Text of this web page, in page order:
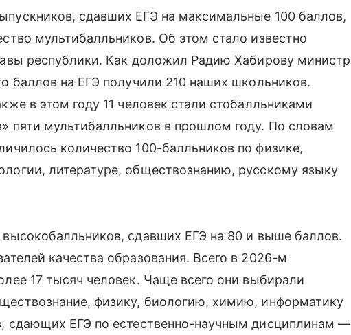
сдавших ЕГЭ на максимальные 100 баллов,
мультибалльников. Об этом стало известно
республики. Как доложил Радию Хабирову министр
баллов на ЕГЭ получили 210 наших школьников.
в этом году 11 человек стали стобалльниками
пяти мультибалльников в прошлом году. По словам
количество 100-балльников по физике,
литературе, обществознанию, русскому языку
сдавших ЕГЭ на 80 и выше баллов.
качества образования. Всего в 2026-м
17 тысяч человек. Чаще всего они выбирали
физику, биологию, химию, информатику
сдающих ЕГЭ по естественно-научным дисциплинам —